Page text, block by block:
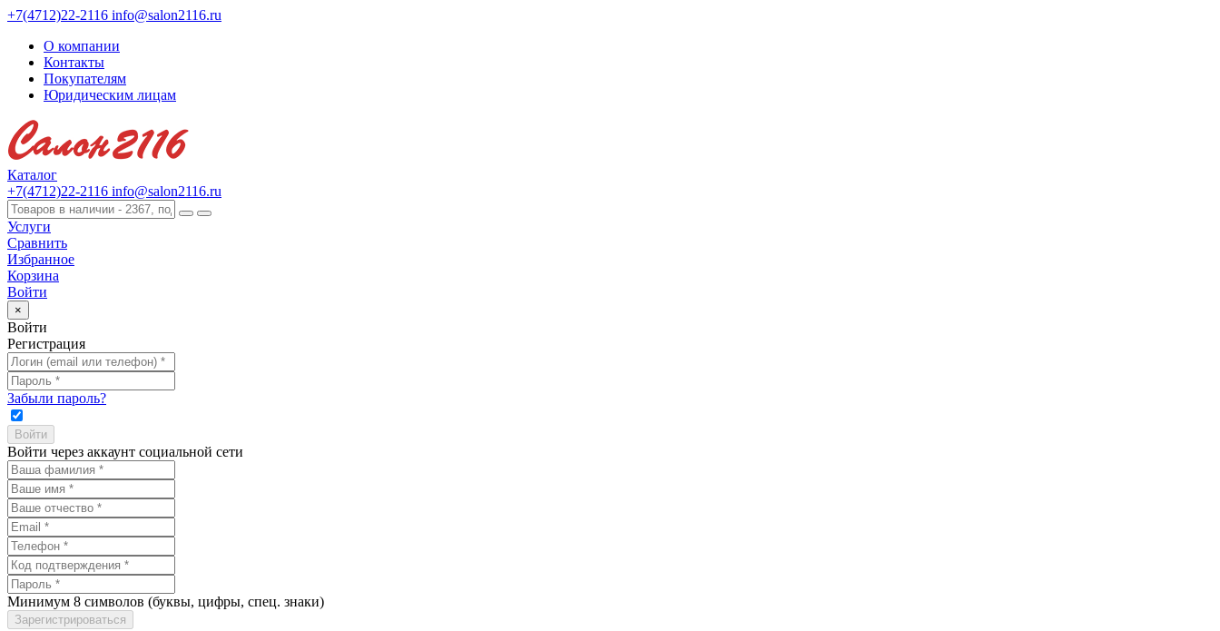
+7(4712)22-2116 info@salon2116.ru
О компании
Контакты
Покупателям
Юридическим лицам
Каталог
+7(4712)22-2116 info@salon2116.ru
Услуги
Сравнить
Избранное
Корзина
Войти
×
Войти
Регистрация
Забыли пароль?
Войти через аккаунт социальной сети
Минимум 8 символов (буквы, цифры, спец. знаки)